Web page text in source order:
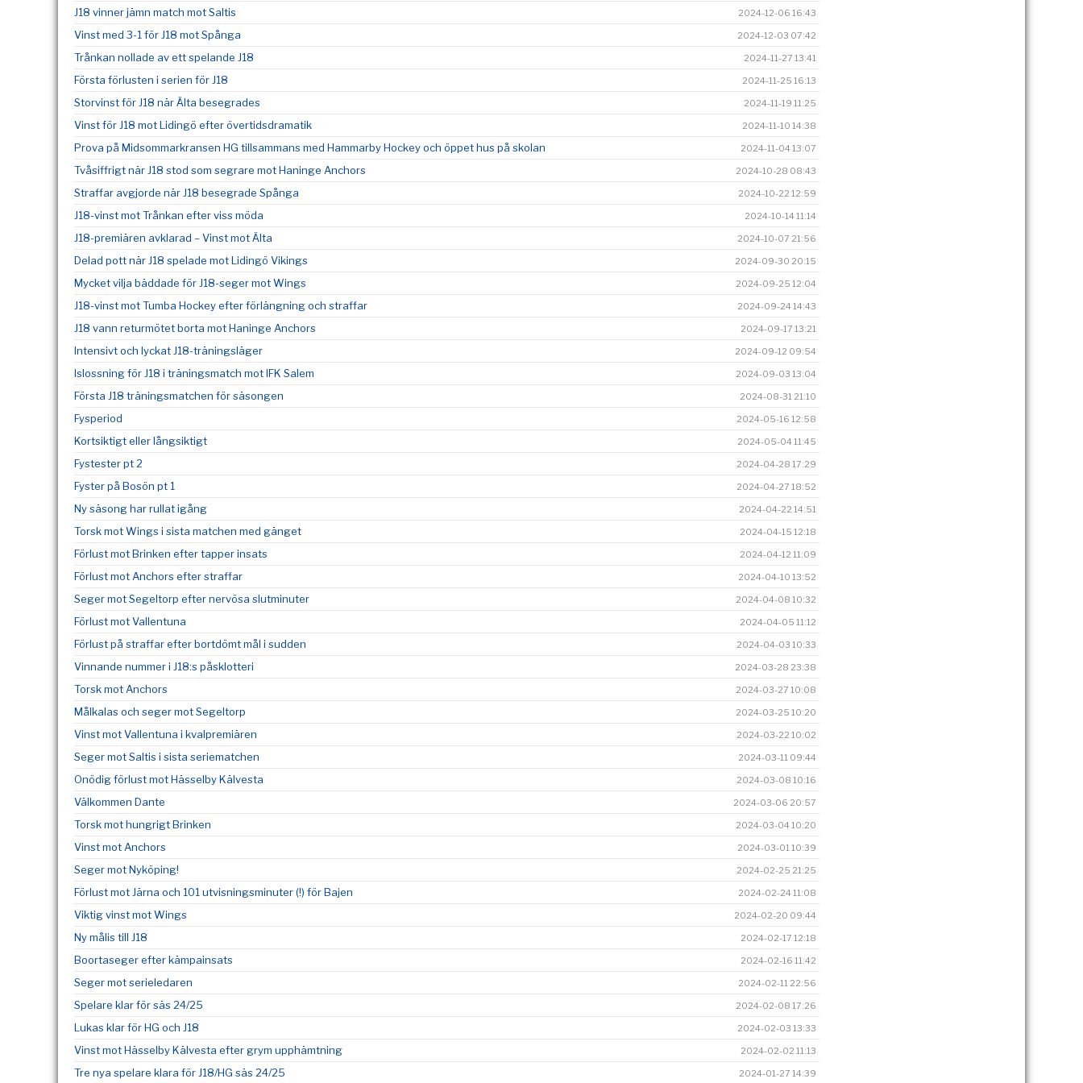
J18 vinner jämn match mot Saltis 2024-12-06 16:43
Vinst med 3-1 för J18 mot Spånga 2024-12-03 07:42
Trånkan nollade av ett spelande J18 2024-11-27 13:41
Första förlusten i serien för J18 2024-11-25 16:13
Storvinst för J18 när Älta besegrades 2024-11-19 11:25
Vinst för J18 mot Lidingö efter övertidsdramatik 2024-11-10 14:38
Prova på Midsommarkransen HG tillsammans med Hammarby Hockey och öppet hus på skolan 2024-11-04 13:07
Tvåsiffrigt när J18 stod som segrare mot Haninge Anchors 2024-10-28 08:43
Straffar avgjorde när J18 besegrade Spånga 2024-10-22 12:59
J18-vinst mot Trånkan efter viss möda 2024-10-14 11:14
J18-premiären avklarad – Vinst mot Älta 2024-10-07 21:56
Delad pott när J18 spelade mot Lidingö Vikings 2024-09-30 20:15
Mycket vilja bäddade för J18-seger mot Wings 2024-09-25 12:04
J18-vinst mot Tumba Hockey efter förlängning och straffar 2024-09-24 14:43
J18 vann returmötet borta mot Haninge Anchors 2024-09-17 13:21
Intensivt och lyckat J18-träningsläger 2024-09-12 09:54
Islossning för J18 i träningsmatch mot IFK Salem 2024-09-03 13:04
Första J18 träningsmatchen för säsongen 2024-08-31 21:10
Fysperiod 2024-05-16 12:58
Kortsiktigt eller långsiktigt 2024-05-04 11:45
Fystester pt 2 2024-04-28 17:29
Fyster på Bosön pt 1 2024-04-27 18:52
Ny säsong har rullat igång 2024-04-22 14:51
Torsk mot Wings i sista matchen med gänget 2024-04-15 12:18
Förlust mot Brinken efter tapper insats 2024-04-12 11:09
Förlust mot Anchors efter straffar 2024-04-10 13:52
Seger mot Segeltorp efter nervösa slutminuter 2024-04-08 10:32
Förlust mot Vallentuna 2024-04-05 11:12
Förlust på straffar efter bortdömt mål i sudden 2024-04-03 10:33
Vinnande nummer i J18:s påsklotteri 2024-03-28 23:38
Torsk mot Anchors 2024-03-27 10:08
Målkalas och seger mot Segeltorp 2024-03-25 10:20
Vinst mot Vallentuna i kvalpremiären 2024-03-22 10:02
Seger mot Saltis i sista seriematchen 2024-03-11 09:44
Onödig förlust mot Hässelby Kälvesta 2024-03-08 10:16
Välkommen Dante 2024-03-06 20:57
Torsk mot hungrigt Brinken 2024-03-04 10:20
Vinst mot Anchors 2024-03-01 10:39
Seger mot Nyköping! 2024-02-25 21:25
Förlust mot Järna och 101 utvisningsminuter (!) för Bajen 2024-02-24 11:08
Viktig vinst mot Wings 2024-02-20 09:44
Ny målis till J18 2024-02-17 12:18
Boortaseger efter kämpainsats 2024-02-16 11:42
Seger mot serieledaren 2024-02-11 22:56
Spelare klar för säs 24/25 2024-02-08 17:26
Lukas klar för HG och J18 2024-02-03 13:33
Vinst mot Hässelby Kälvesta efter grym upphämtning 2024-02-02 11:13
Tre nya spelare klara för J18/HG säs 24/25 2024-01-27 14:39